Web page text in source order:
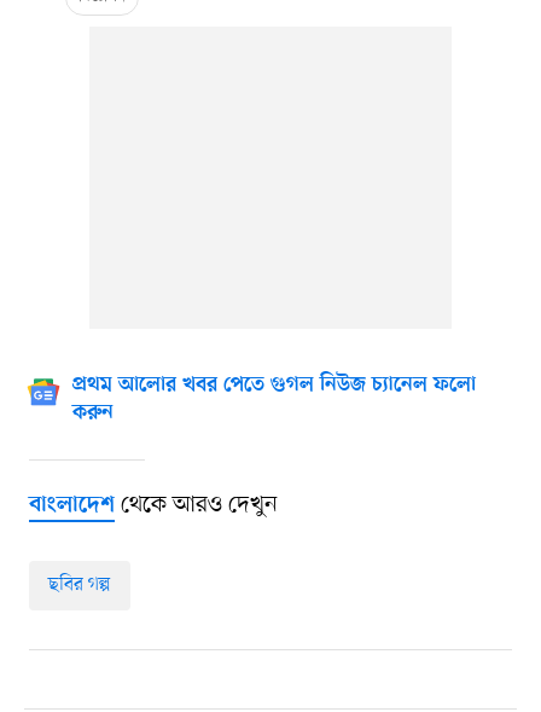
প্রথম আলোর খবর পেতে গুগল নিউজ চ্যানেল ফলো
করুন
বাংলাদেশথেকে আরও দেখুন
ছবির গল্প